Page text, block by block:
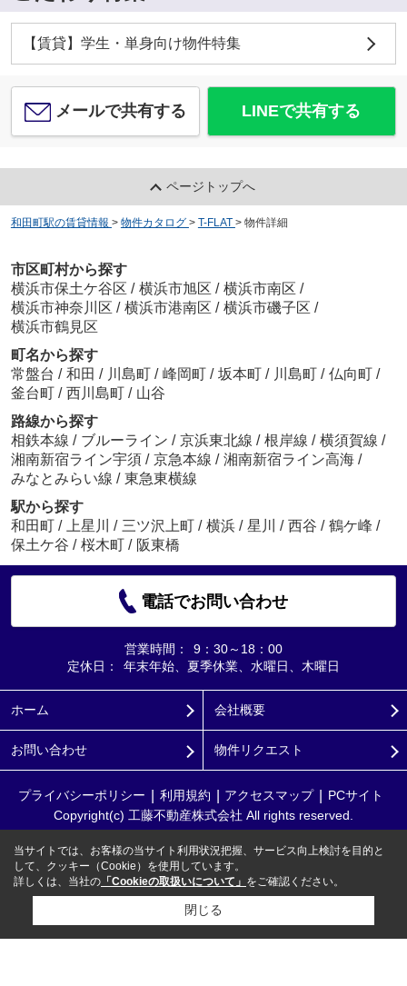
【賃貸】学生・単身向け物件特集
メールで共有する LINEで共有する
ページトップへ
和田町駅の賃貸情報 > 物件カタログ > T-FLAT > 物件詳細
市区町村から探す
横浜市保土ケ谷区 / 横浜市旭区 / 横浜市南区 /
横浜市神奈川区 / 横浜市港南区 / 横浜市磯子区 /
横浜市鶴見区
町名から探す
常盤台 / 和田 / 川島町 / 峰岡町 / 坂本町 / 川島町 / 仏向町 /
釜台町 / 西川島町 / 山谷
路線から探す
相鉄本線 / ブルーライン / 京浜東北線 / 根岸線 / 横須賀線 /
湘南新宿ライン宇須 / 京急本線 / 湘南新宿ライン高海 /
みなとみらい線 / 東急東横線
駅から探す
和田町 / 上星川 / 三ツ沢上町 / 横浜 / 星川 / 西谷 / 鶴ケ峰 /
保土ケ谷 / 桜木町 / 阪東橋
電話でお問い合わせ
営業時間：
9：30～18：00
定休日：
年末年始、夏季休業、水曜日、木曜日
ホーム 会社概要
お問い合わせ 物件リクエスト
プライバシーポリシー 利用規約 アクセスマップ
PCサイト
Copyright(c) 工藤不動産株式会社 All rights reserved.
当サイトでは、お客様の当サイト利用状況把握、サービス向上検討を目的と
して、クッキー（Cookie）を使用しています。
詳しくは、当社の 「Cookieの取扱いについて」 をご確認ください。
閉じる